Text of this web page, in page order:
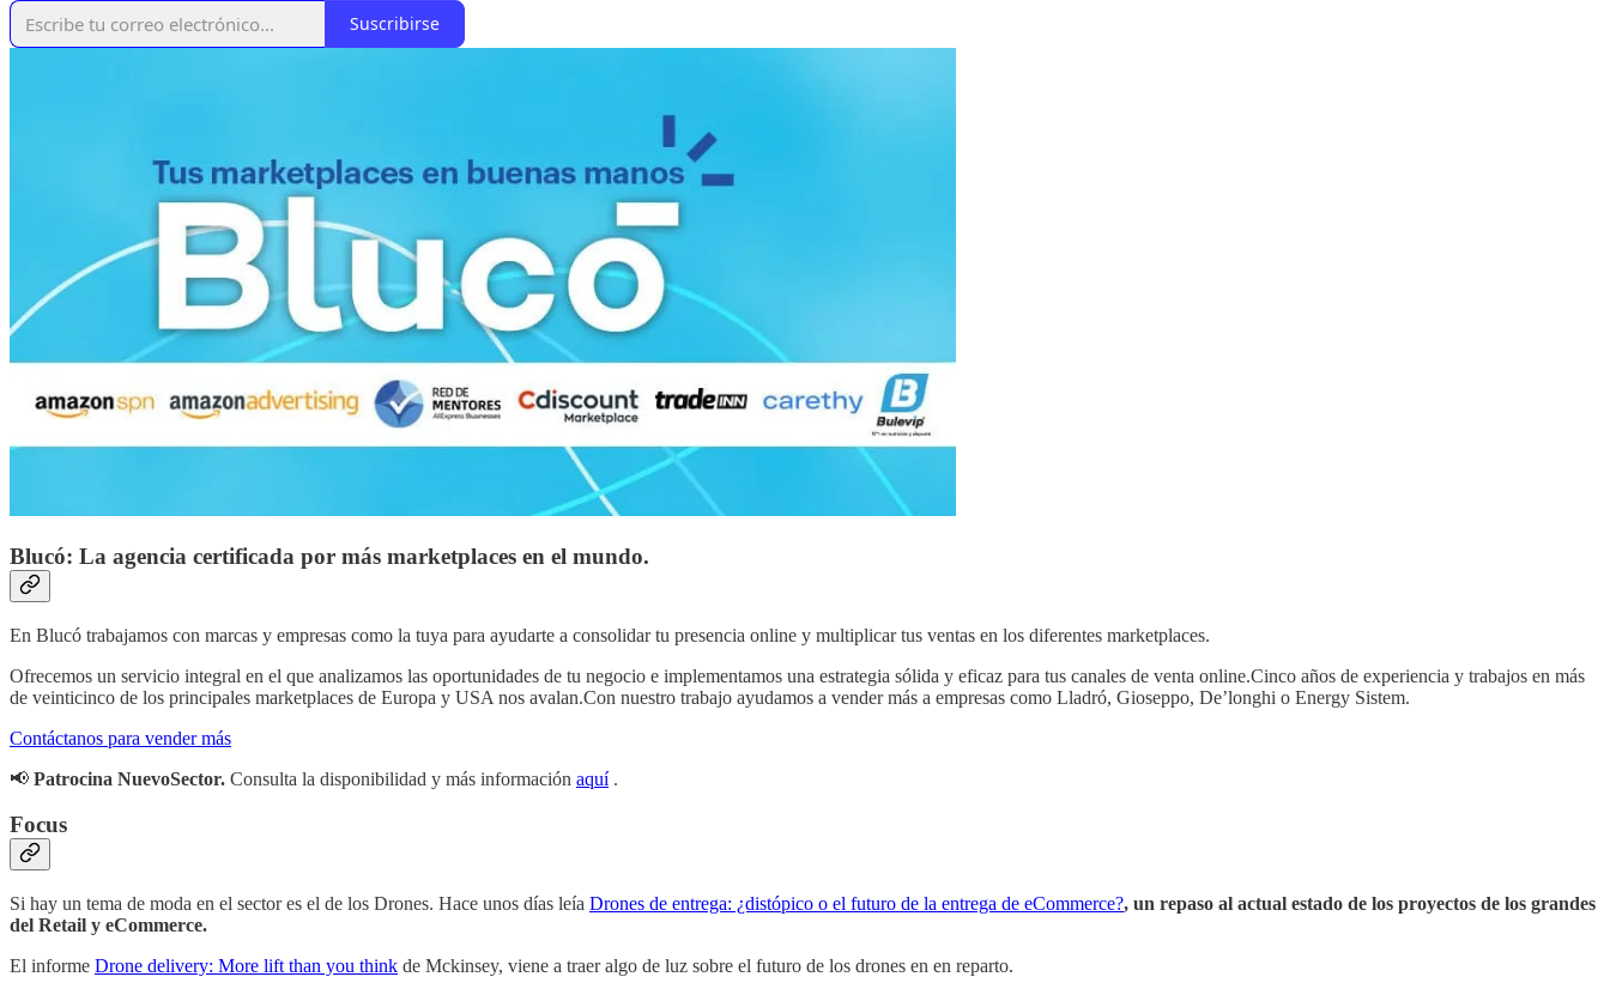
Suscribirse
Blucó: La agencia certificada por más marketplaces en el mundo.
En Blucó trabajamos con marcas y empresas como la tuya para ayudarte a consolidar tu presencia online y multiplicar tus ventas en los diferentes marketplaces.
Ofrecemos un servicio integral en el que analizamos las oportunidades de tu negocio e implementamos una estrategia sólida y eficaz para tus canales de venta online.Cinco años de experiencia y trabajos en más
de veinticinco de los principales marketplaces de Europa y USA nos avalan.Con nuestro trabajo ayudamos a vender más a empresas como Lladró, Gioseppo, De’longhi o Energy Sistem.
Contáctanos para vender más
📢 Patrocina NuevoSector. Consulta la disponibilidad y más información aquí.
Focus
Si hay un tema de moda en el sector es el de los Drones. Hace unos días leía Drones de entrega: ¿distópico o el futuro de la entrega de eCommerce?, un repaso al actual estado de los proyectos de los grandes
del Retail y eCommerce.
El informe Drone delivery: More lift than you think de Mckinsey, viene a traer algo de luz sobre el futuro de los drones en en reparto.